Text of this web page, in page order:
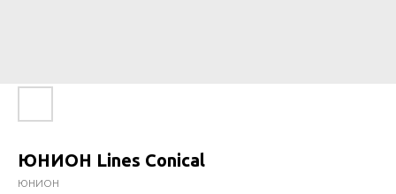
ЮНИОН Lines Conical
ЮНИОН